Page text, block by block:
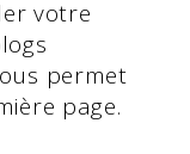
votre
permet
page.